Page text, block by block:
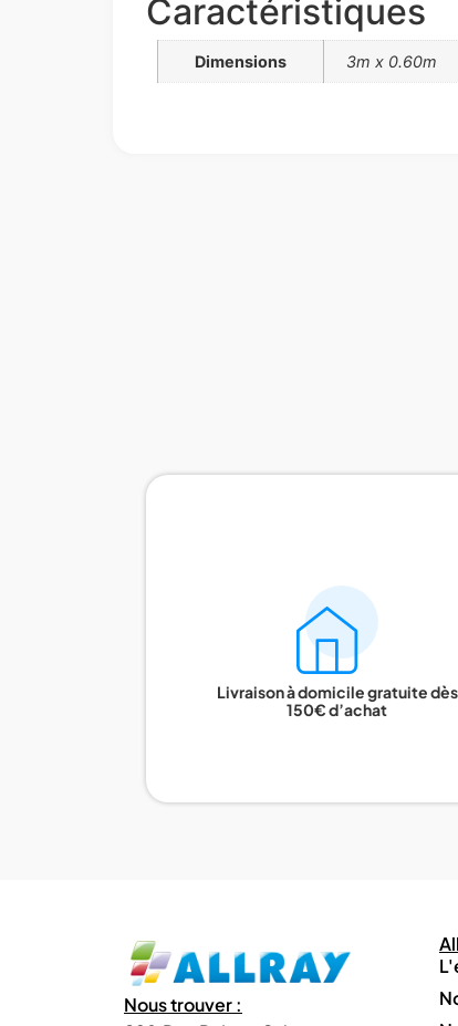
Caractéristiques
Dimensions 3m x 0.60m
Livraison à domicile gratuite dès
150€ d’achat
Nous trouver :